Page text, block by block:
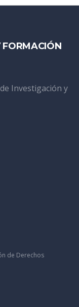
FORMACIÓN
Investigación y
de Derechos